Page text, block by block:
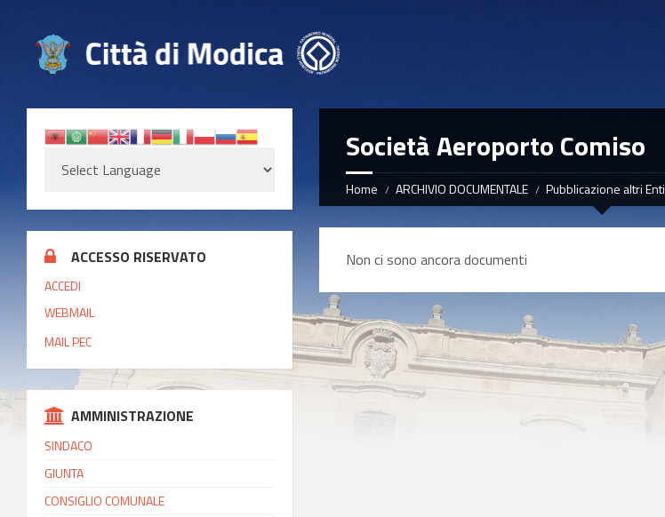
Società Aeroporto Comiso
Home ARCHIVIO DOCUMENTALE Pubblicazione altri Enti
Non ci sono ancora documenti
ACCESSO RISERVATO
ACCEDI
WEBMAIL
MAIL PEC
AMMINISTRAZIONE
SINDACO
GIUNTA
CONSIGLIO COMUNALE